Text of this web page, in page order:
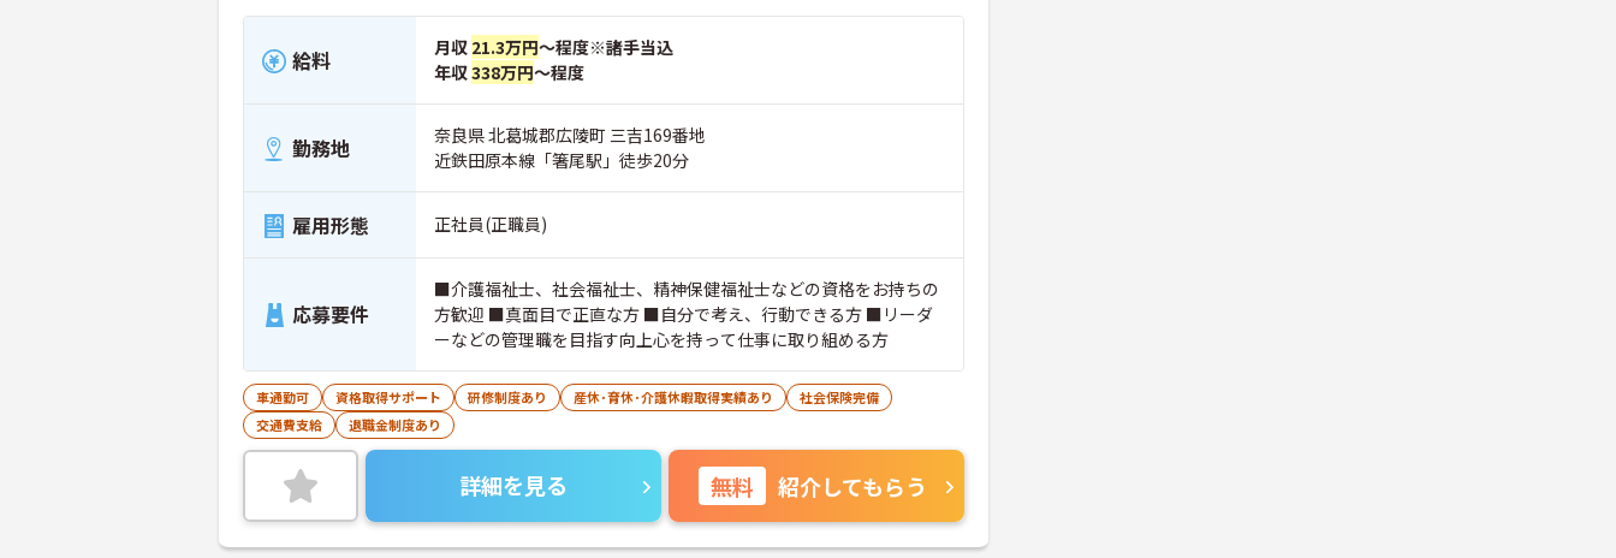
給料 月収 21.3万円～程度※諸手当込
年収338万円～程度
勤務地
奈良県 北葛城郡広陵町 三吉169番地
近鉄田原本線「箸尾駅」徒歩20分
雇用形態 正社員(正職員)
応募要件
■介護福祉士、社会福祉士、精神保健福祉士などの資格をお持ちの
方歓迎 ■真面目で正直な方 ■自分で考え、行動できる方 ■リーダ
ーなどの管理職を目指す向上心を持って仕事に取り組める方
車通勤可 資格取得サポート 研修制度あり 産休･育休･介護休暇取得実績あり
社会保険完備
交通費支給
退職金制度あり
詳細を見る 無料 紹介してもらう